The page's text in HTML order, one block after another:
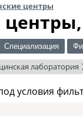
центры
Специализация
лаборатория
условия